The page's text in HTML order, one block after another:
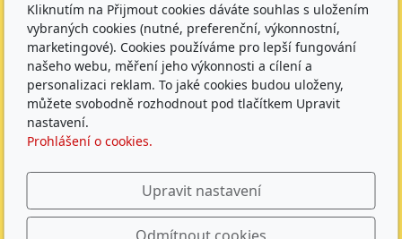
Nejsme plátci DPH
Čísla účtů
Škola: 27225621/0100
Jídelna: 1027831896/0100
Sledujte nás
Kliknutím na Přijmout cookies dáváte souhlas s uložením
vybraných cookies (nutné, preferenční, výkonnostní,
marketingové). Cookies používáme pro lepší fungování
našeho webu, měření jeho výkonnosti a cílení a
personalizaci reklam. To jaké cookies budou uloženy,
můžete svobodně rozhodnout pod tlačítkem Upravit
nastavení.
Prohlášení o cookies.
Upravit nastavení